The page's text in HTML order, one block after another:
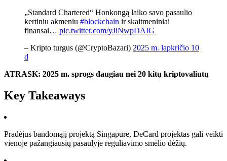
„Standard Chartered“ Honkongą laiko savo pasaulio
kertiniu akmeniu #blockchain ir skaitmeniniai
finansai… pic.twitter.com/yJiNwpDAIG
– Kripto turgus (@CryptoBazari) 2025 m. lapkričio 10
d
ATRASK: 2025 m. sprogs daugiau nei 20 kitų kriptovaliutų
Key Takeaways
Pradėjus bandomąjį projektą Singapūre, DeCard projektas gali veikti
vienoje pažangiausių pasaulyje reguliavimo smėlio dėžių.